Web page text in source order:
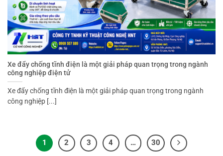
Xe đẩy chống tĩnh điện là một giải pháp quan trọng trong ngành
công nghiệp điện tử
Xe đẩy chống tĩnh điện là một giải pháp quan trọng trong ngành
công nghiệp [...]
1 2 3 4 … 30